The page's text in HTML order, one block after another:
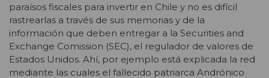
paraísos fiscales para invertir en Chile y no es difícil
rastrearlas a través de sus memorias y de la
información que deben entregar a la Securities and
Exchange Comission (SEC), el regulador de valores de
Estados Unidos. Ahí, por ejemplo está explicada la red
mediante las cuales el fallecido patriarca Andrónico